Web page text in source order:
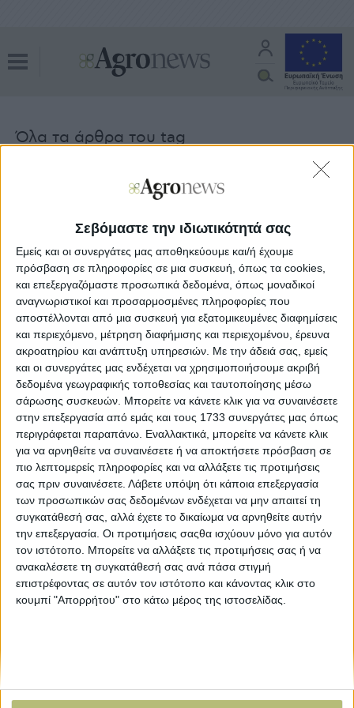
Σεβόμαστε την ιδιωτικότητά σας
Εμείς και οι συνεργάτες μας αποθηκεύουμε και/ή έχουμε
πρόσβαση σε πληροφορίες σε μια συσκευή, όπως τα cookies,
και επεξεργαζόμαστε προσωπικά δεδομένα, όπως μοναδικοί
αναγνωριστικοί και προσαρμοσμένες πληροφορίες που
αποστέλλονται από μια συσκευή για εξατομικευμένες διαφημίσεις
και περιεχόμενο, μέτρηση διαφήμισης και περιεχομένου, έρευνα
ακροατηρίου και ανάπτυξη υπηρεσιών. Με την άδειά σας, εμείς
και οι συνεργάτες μας ενδέχεται να χρησιμοποιήσουμε ακριβή
δεδομένα γεωγραφικής τοποθεσίας και ταυτοποίησης μέσω
σάρωσης συσκευών. Μπορείτε να κάνετε κλικ για να συναινέσετε
στην επεξεργασία από εμάς και τους 1733 συνεργάτες μας όπως
περιγράφεται παραπάνω. Εναλλακτικά, μπορείτε να κάνετε κλικ
για να αρνηθείτε να συναινέσετε ή να αποκτήσετε πρόσβαση σε
πιο λεπτομερείς πληροφορίες και να αλλάξετε τις προτιμήσεις
σας πριν συναινέσετε. Λάβετε υπόψη ότι κάποια επεξεργασία
των προσωπικών σας δεδομένων ενδέχεται να μην απαιτεί τη
συγκατάθεσή σας, αλλά έχετε το δικαίωμα να αρνηθείτε αυτήν
την επεξεργασία. Οι προτιμήσεις σαςθα ισχύουν μόνο για αυτόν
τον ιστότοπο. Μπορείτε να αλλάξετε τις προτιμήσεις σας ή να
ανακαλέσετε τη συγκατάθεσή σας ανά πάσα στιγμή
επιστρέφοντας σε αυτόν τον ιστότοπο και κάνοντας κλικ στο
κουμπί "Απορρήτου" στο κάτω μέρος της ιστοσελίδας.
Όλα τα άρθρα του tag
Έρχεται πρόγραμμα νέων αγροτών
και γεωργίας ακριβείας με 200 εκατ.
Κοινή Αγροτική Πολιτική 20.09.20 - 02:04
Δικαιώματα, βοσκοτόπια, πραγματικοί
αγρότες οι προκλήσεις νέας ΚΑΠ
ΒΙΒΛΙΟΘΗΚΗ
e-
mail
Explore
Special Reports
About
Επικοινωνία